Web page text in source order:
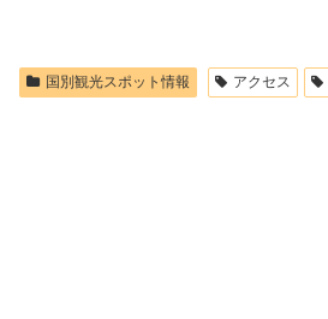
国別観光スポット情報 アクセス